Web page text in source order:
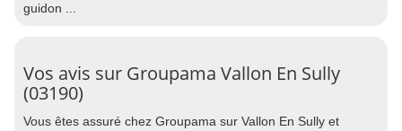
guidon ...
Vos avis sur Groupama Vallon En Sully
(03190)
Vous êtes assuré chez Groupama sur Vallon En Sully et